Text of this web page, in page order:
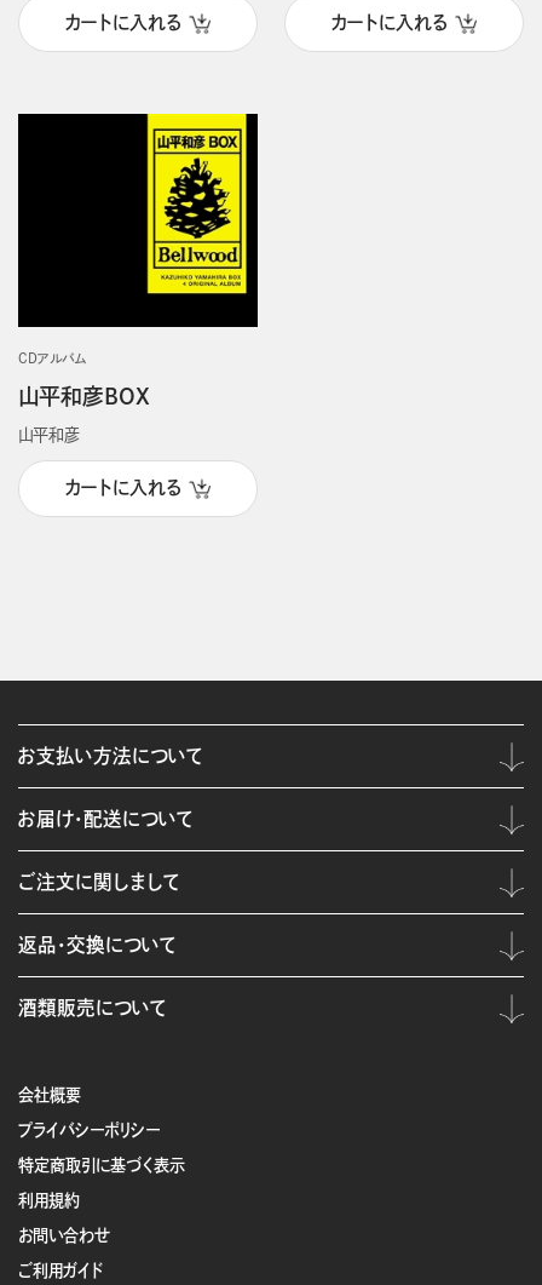
カートに入れる カートに入れる
CDアルバム
山平和彦BOX
山平和彦
カートに入れる
会社概要
プライバシーポリシー
特定商取引に基づく表示
利用規約
お問い合わせ
ご利用ガイド
お支払い方法について
お届け・配送について
ご注文に関しまして
返品・交換について
酒類販売について